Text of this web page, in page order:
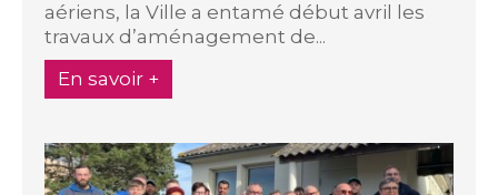
aériens, la Ville a entamé début avril les
travaux d’aménagement de...
En savoir +